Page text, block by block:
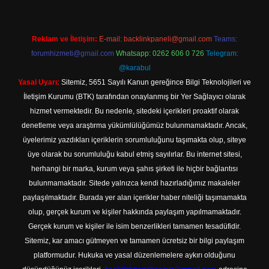
Reklam ve İletişim: E-mail: backlinkpaneli@gmail.com Teams:
forumhizmeti@gmail.com Whatsapp: 0262 606 0 726 Telegram:
@karabul
Yasal Uyarı: Sitemiz, 5651 Sayılı Kanun gereğince Bilgi Teknolojileri ve
İletişim Kurumu (BTK) tarafından onaylanmış bir Yer Sağlayıcı olarak
hizmet vermektedir. Bu nedenle, sitedeki içerikleri proaktif olarak
denetleme veya araştırma yükümlülüğümüz bulunmamaktadır. Ancak,
üyelerimiz yazdıkları içeriklerin sorumluluğunu taşımakta olup, siteye
üye olarak bu sorumluluğu kabul etmiş sayılırlar. Bu internet sitesi,
herhangi bir marka, kurum veya şahıs şirketi ile hiçbir bağlantısı
bulunmamaktadır. Sitede yalnızca kendi hazırladığımız makaleler
paylaşılmaktadır. Burada yer alan içerikler haber niteliği taşımamakta
olup, gerçek kurum ve kişiler hakkında paylaşım yapılmamaktadır.
Gerçek kurum ve kişiler ile isim benzerlikleri tamamen tesadüfidir.
Sitemiz, kar amacı gütmeyen ve tamamen ücretsiz bir bilgi paylaşım
platformudur. Hukuka ve yasal düzenlemelere aykırı olduğunu